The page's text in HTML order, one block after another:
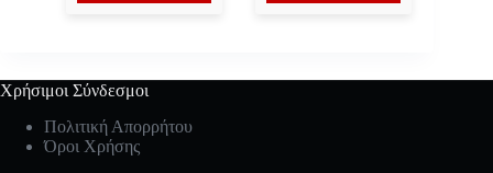
Χρήσιμοι Σύνδεσμοι
Πολιτική Απορρήτου
Όροι Χρήσης